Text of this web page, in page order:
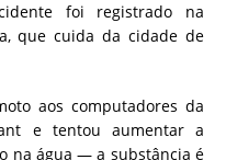
foi registrado na
que cuida da cidade de
aos computadores da
e tentou aumentar a
na água — a substância é